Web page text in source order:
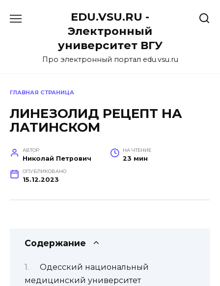
EDU.VSU.RU -
Электронный
университет ВГУ
Про электронный портал edu.vsu.ru
ГЛАВНАЯ СТРАНИЦА
ЛИНЕЗОЛИД РЕЦЕПТ НА
ЛАТИНСКОМ
АВТОР
Николай Петрович
НА ЧТЕНИЕ
23 мин
ОПУБЛИКОВАНО
15.12.2023
Содержание
Одесский национальный
медицинский университет